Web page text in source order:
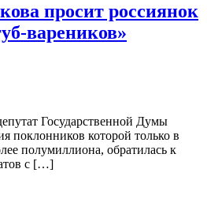
просит россиянок
вареников»
Государственной Думы
поклонников которой только в
полумиллиона, обратилась к
с […]